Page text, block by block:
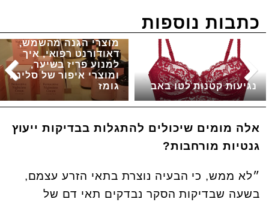
כתבות נוספות
מוצרי הגנה מהשמש,
דאודורנט רפואי, איך
למנוע פריז בשיער,
ומוצרי איפור של סלינה
גומז
נגיעות קטנות לטו באב
אלה מומים שיכולים להתגלות בבדיקות ייעוץ
גנטיות מורחבות?
״לא ממש, כי הבעיה נוצרת בתאי הזרע עצמם,
בשעה שבדיקות הסקר נבדקים תאי דם של